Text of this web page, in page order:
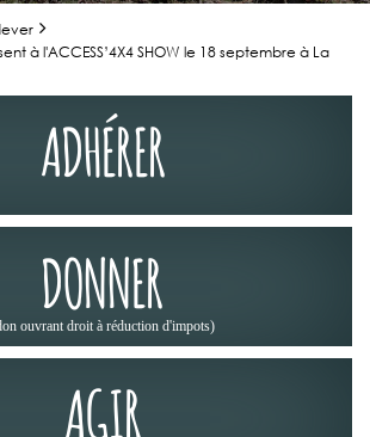
à l'ACCESS’4X4 SHOW le 18 septembre à La
ADHÉRER
DONNER
ouvrant droit à réduction d'impots)
AGIR